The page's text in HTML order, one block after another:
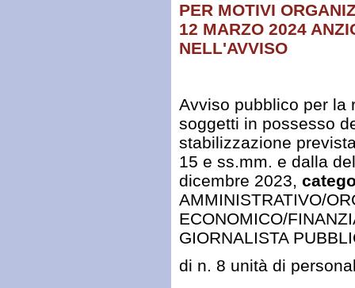
PER MOTIVI
12 MARZO 2024
NELL'AVVISO
Avviso pubblico per la
soggetti in possesso
stabilizzazione
15 e ss.mm. e dalla
dicembre 2023,
AMMINISTRATIVO/
ECONOMICO/
GIORNALISTA
di n. 8 unità di